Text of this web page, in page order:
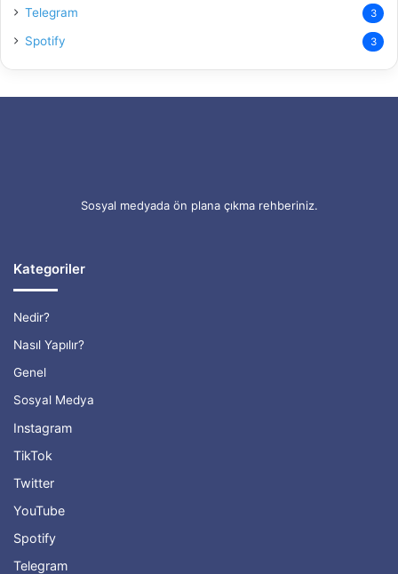
o
n
Telegram 3
Spotify 3
Sosyal medyada ön plana çıkma rehberiniz.
Kategoriler
Nedir?
Nasıl Yapılır?
Genel
Sosyal Medya
Instagram
TikTok
Twitter
YouTube
Spotify
Telegram